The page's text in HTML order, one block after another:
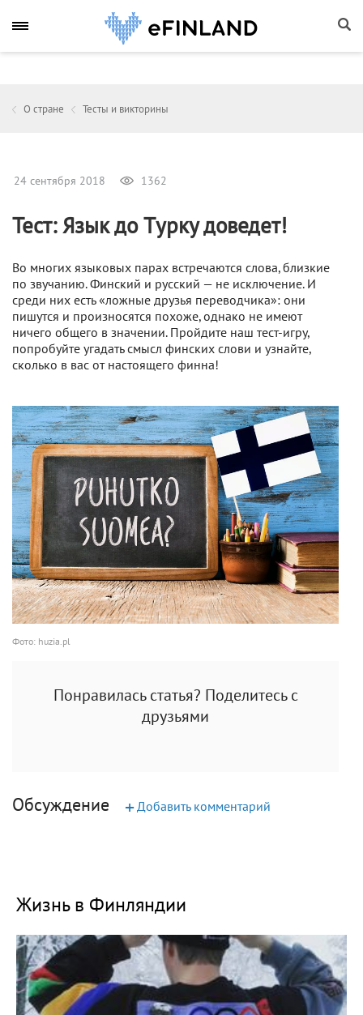
О стране Тесты и викторины
24 сентября 2018 1362
Тест: Язык до Tурку доведет!
Во многих языковых парах встречаются слова, близкие
по звучанию. Финский и русский — не исключение. И
среди них есть «ложные друзья переводчика»: они
пишутся и произносятся похоже, однако не имеют
ничего общего в значении. Пройдите наш тест-игру,
попробуйте угадать смысл финских слови и узнайте,
сколько в вас от настоящего финна!
Фото: huzia.pl
Понравилась статья? Поделитесь с
друзьями
Обсуждение +Добавить комментарий
Жизнь в Финляндии